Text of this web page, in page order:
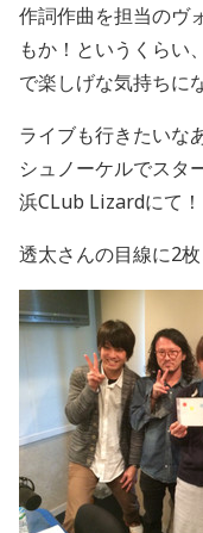
作詞作曲を担当のヴ
もか！というくらい
で楽しげな気持ちに
ライブも行きたいな
シュノーケルでス
浜CLub Lizardにて！
透太さんの目線に2